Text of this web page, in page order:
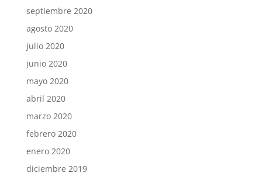
septiembre 2020
agosto 2020
julio 2020
junio 2020
mayo 2020
abril 2020
marzo 2020
febrero 2020
enero 2020
diciembre 2019